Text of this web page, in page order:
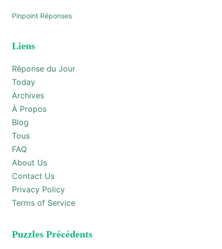
Pinpoint Réponses
Liens
Réponse du Jour
Today
Archives
À Propos
Blog
Tous
FAQ
About Us
Contact Us
Privacy Policy
Terms of Service
Puzzles Précédents